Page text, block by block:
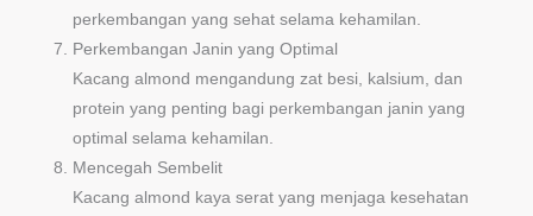
perkembangan yang sehat selama kehamilan.
Perkembangan Janin yang Optimal
Kacang almond mengandung zat besi, kalsium, dan
protein yang penting bagi perkembangan janin yang
optimal selama kehamilan.
Mencegah Sembelit
Kacang almond kaya serat yang menjaga kesehatan